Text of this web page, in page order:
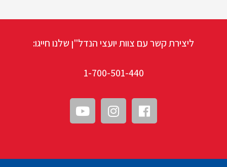
ליצירת קשר עם צוות יועצי הנדל"ן שלנו חייגו:
1-700-501-440